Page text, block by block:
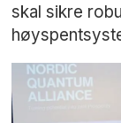
skal sikre